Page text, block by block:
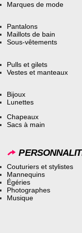
Marques de mode
Pantalons
Maillots de bain
Sous-vêtements
Pulls et gilets
Vestes et manteaux
Bijoux
Lunettes
Chapeaux
Sacs à main
Couturiers et stylistes
Mannequins
Égéries
Photographes
Musique